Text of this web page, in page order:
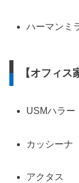
ハーマンミ
【オフィス
USMハラー
カッシーナ
アクタス